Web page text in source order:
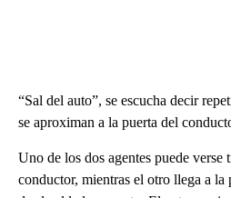
“Sal del auto”, se escucha decir
se aproximan a la puerta del
Uno de los dos agentes puede verse
conductor, mientras el otro llega a